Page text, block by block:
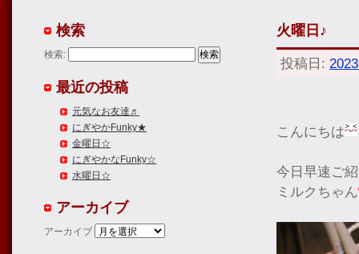
火曜日♪
投稿日:
こんにちは
今日早速ご
ミルクちゃん
検索
検索:
最近の投稿
元気なお友達♬
にぎやかFunky★
金曜日☆
にぎやかなFunky☆
水曜日☆
アーカイブ
アーカイブ